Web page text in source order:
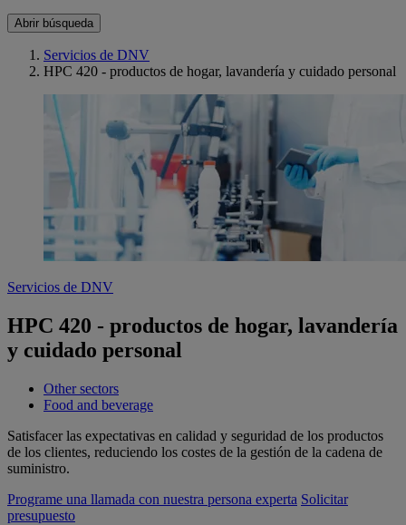
Abrir búsqueda
Servicios de DNV
HPC 420 - productos de hogar, lavandería y cuidado personal
Servicios de DNV
HPC 420 - productos de hogar, lavandería
y cuidado personal
Other sectors
Food and beverage
Satisfacer las expectativas en calidad y seguridad de los productos
de los clientes, reduciendo los costes de la gestión de la cadena de
suministro.
Programe una llamada con nuestra persona experta Solicitar
presupuesto